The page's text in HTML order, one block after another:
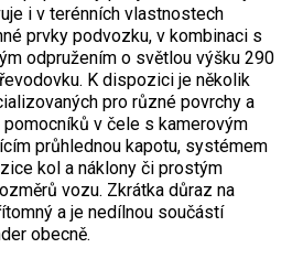
i v terénních vlastnostech
prvky podvozku, v kombinaci s
odpružením o světlou výšku 290
K dispozici je několik
pro různé povrchy a
v čele s kamerovým
průhlednou kapotu, systémem
kol a náklony či prostým
vozu. Zkrátka důraz na
a je nedílnou součástí
obecně.